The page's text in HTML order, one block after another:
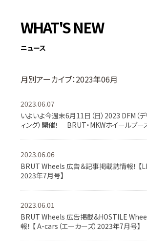
COMPANYWHAT'S NEW
ニュース
月別アーカイブ：2023年06月
2023.06.07
いよいよ今週末6月11日（日）2023 DFM（
ィング）開催！ BRUT・MKWホイールブー
2023.06.06
BRUT Wheels 広告＆記事掲載誌情報！ 【
2023年7月号】
2023.06.01
BRUT Wheels 広告掲載&HOSTILE
報！ 【 A-cars（エーカーズ）2023年7月号】